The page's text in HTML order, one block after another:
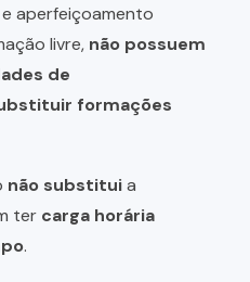
aperfeiçoamento
livre, não possuem
de
formações
não substituia
ter carga horária
.